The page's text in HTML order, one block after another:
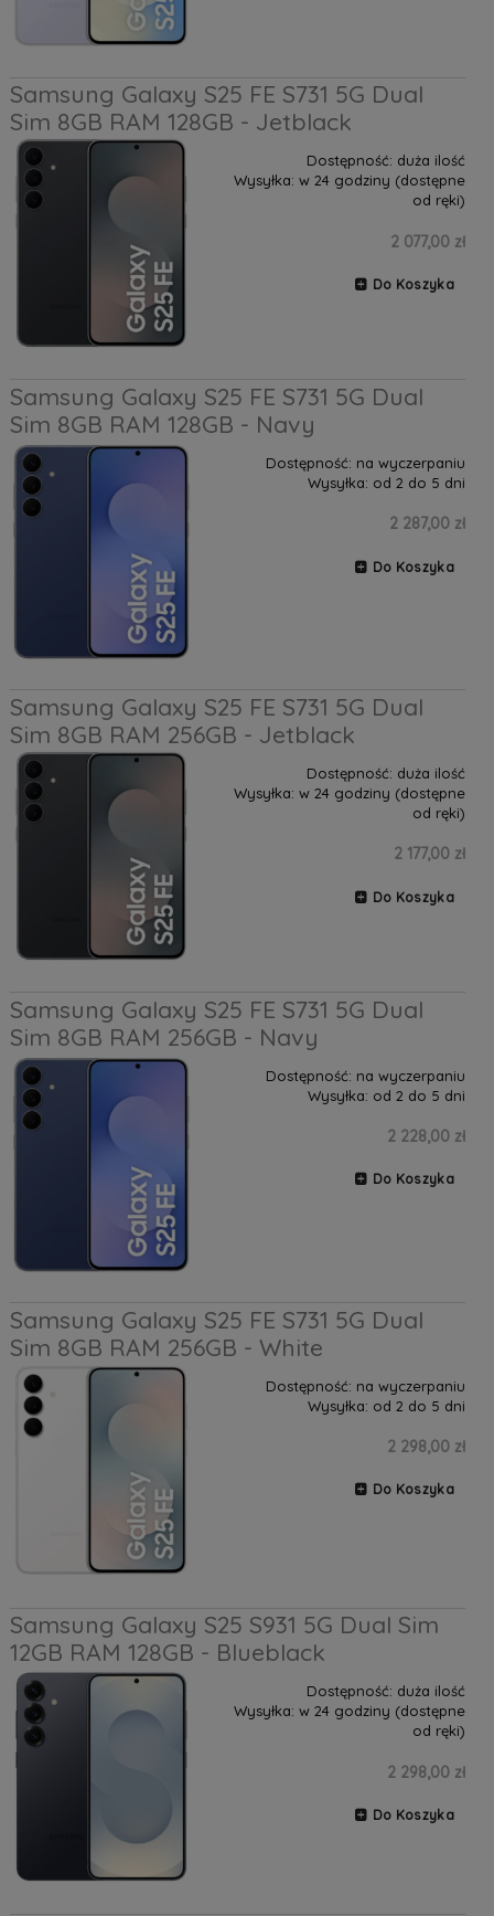
Samsung Galaxy S25 FE S731 5G Dual
Sim 8GB RAM 128GB - Jetblack
Dostępność: duża ilość
Wysyłka: w 24 godziny (dostępne
od ręki)
2 077,00 zł
Do Koszyka
Samsung Galaxy S25 FE S731 5G Dual
Sim 8GB RAM 128GB - Navy
Dostępność: na wyczerpaniu
Wysyłka: od 2 do 5 dni
2 287,00 zł
Do Koszyka
Samsung Galaxy S25 FE S731 5G Dual
Sim 8GB RAM 256GB - Jetblack
Dostępność: duża ilość
Wysyłka: w 24 godziny (dostępne
od ręki)
2 177,00 zł
Do Koszyka
Samsung Galaxy S25 FE S731 5G Dual
Sim 8GB RAM 256GB - Navy
Dostępność: na wyczerpaniu
Wysyłka: od 2 do 5 dni
2 228,00 zł
Do Koszyka
Samsung Galaxy S25 FE S731 5G Dual
Sim 8GB RAM 256GB - White
Dostępność: na wyczerpaniu
Wysyłka: od 2 do 5 dni
2 298,00 zł
Do Koszyka
Samsung Galaxy S25 S931 5G Dual Sim
12GB RAM 128GB - Blueblack
Dostępność: duża ilość
Wysyłka: w 24 godziny (dostępne
od ręki)
2 298,00 zł
Do Koszyka